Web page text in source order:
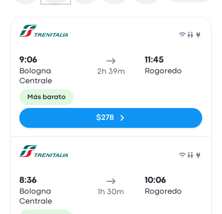
9:06
Bologna
Centrale
2h 39m
11:45
Rogoredo
Más barato
$278
8:36
Bologna
Centrale
1h 30m
10:06
Rogoredo